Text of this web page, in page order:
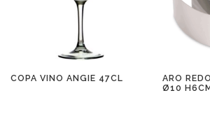
COPA VINO ANGIE 47CL
ARO
Ø10